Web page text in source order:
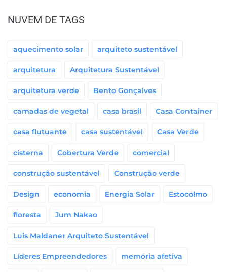
NUVEM DE TAGS
aquecimento solar arquiteto sustentável
arquitetura Arquitetura Sustentável
arquitetura verde Bento Gonçalves
camadas de vegetal casa brasil Casa Container
casa flutuante casa sustentável Casa Verde
cisterna Cobertura Verde comercial
construção sustentável Construção verde
Design economia Energia Solar Estocolmo
floresta Jum Nakao
Luis Maldaner Arquiteto Sustentável
Líderes Empreendedores memória afetiva